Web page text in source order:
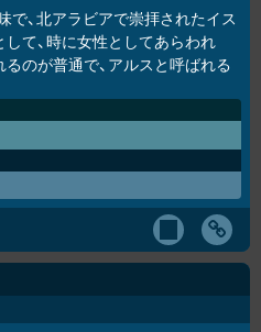
で、北アラビアで崇拝されたイス
て、時に女性としてあらわれ
のが普通で、アルスと呼ばれる